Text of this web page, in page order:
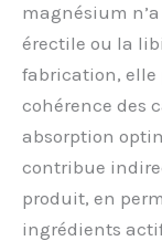
magnésium
érectile ou la
fabrication, elle
cohérence des
absorption
contribue
produit, en
ingrédients